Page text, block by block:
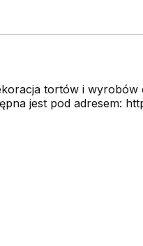
tortów i wyrobów
jest pod adresem: